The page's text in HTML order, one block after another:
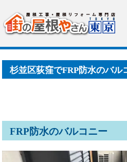
> 杉並区荻窪で
ました
杉並区荻窪でFRP防水のバル
FRP防水のバルコニー